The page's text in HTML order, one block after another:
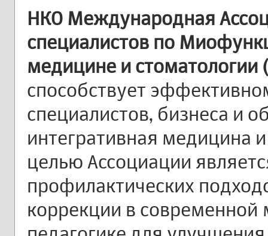
НКО Международная
специалистов по
медицине и
способствует
специалистов, бизнеса и
интегративная медицина
целью Ассоциации
профилактических
коррекции в современной